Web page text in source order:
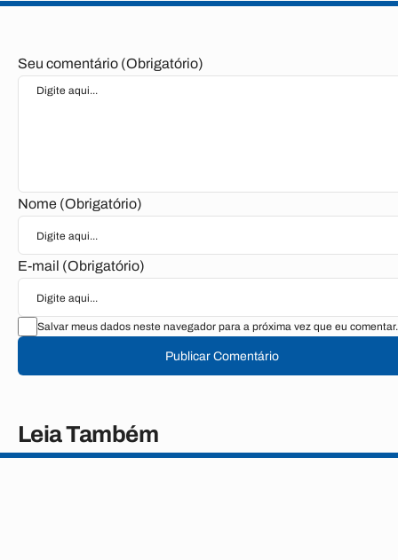
Seu comentário (Obrigatório)
Nome (Obrigatório)
E-mail (Obrigatório)
Salvar meus dados neste navegador para a próxima vez que eu comentar.
Publicar Comentário
Leia Também